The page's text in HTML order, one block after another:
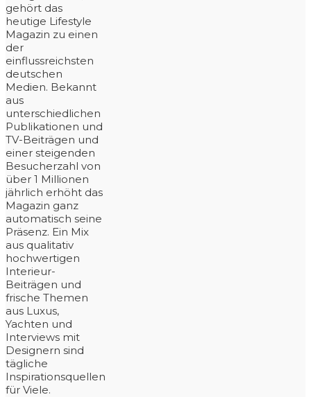
gehört das
heutige Lifestyle
Magazin zu einen
der
einflussreichsten
deutschen
Medien. Bekannt
aus
unterschiedlichen
Publikationen und
TV-Beiträgen und
einer steigenden
Besucherzahl von
über 1 Millionen
jährlich erhöht das
Magazin ganz
automatisch seine
Präsenz. Ein Mix
aus qualitativ
hochwertigen
Interieur-
Beiträgen und
frische Themen
aus Luxus,
Yachten und
Interviews mit
Designern sind
tägliche
Inspirationsquellen
für Viele.